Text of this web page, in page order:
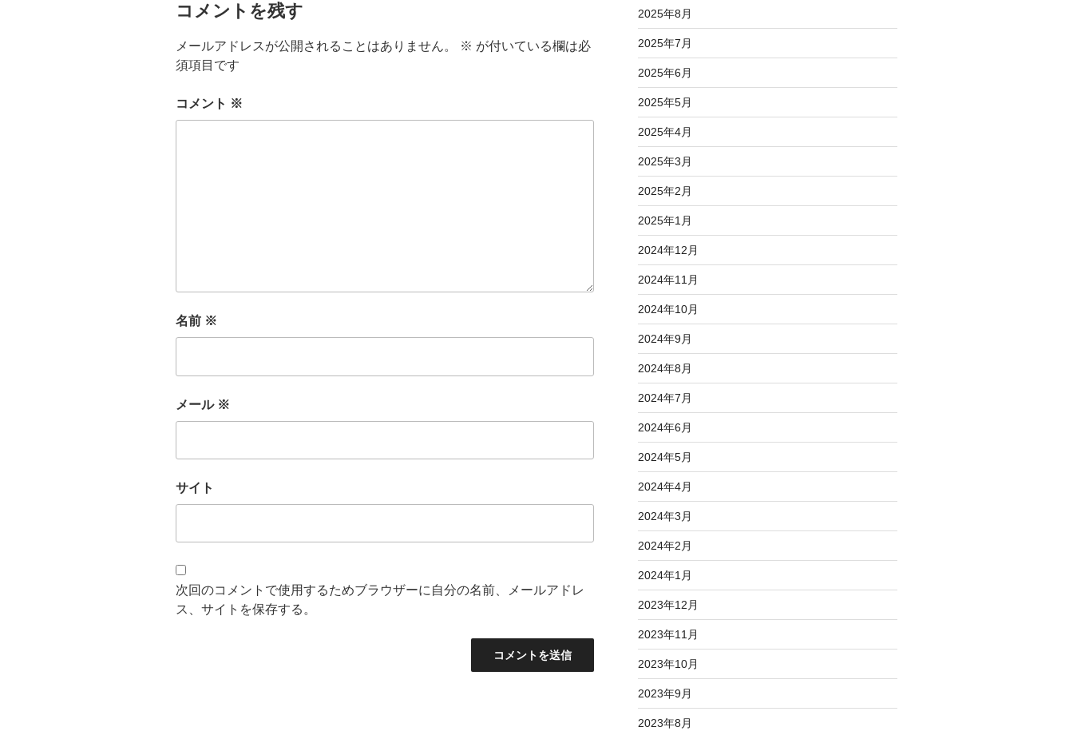
コメントを残す
メールアドレスが公開されることはありません。 ※ が付いている欄は必
須項目です
コメント ※
名前 ※
メール ※
サイト
次回のコメントで使用するためブラウザーに自分の名前、メールアドレ
ス、サイトを保存する。
2025年8月
2025年7月
2025年6月
2025年5月
2025年4月
2025年3月
2025年2月
2025年1月
2024年12月
2024年11月
2024年10月
2024年9月
2024年8月
2024年7月
2024年6月
2024年5月
2024年4月
2024年3月
2024年2月
2024年1月
2023年12月
2023年11月
2023年10月
2023年9月
2023年8月